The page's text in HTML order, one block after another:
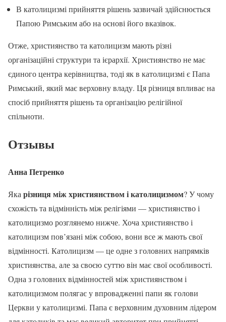
В католицизмі прийняття рішень зазвичай здійснюється
Папою Римським або на основі його вказівок.
Отже, християнство та католицизм мають різні
організаційні структури та ієрархії. Християнство не має
єдиного центра керівництва, тоді як в католицизмі є Папа
Римський, який має верховну владу. Ця різниця впливає на
спосіб прийняття рішень та організацію релігійної
спільноти.
Отзывы
Анна Петренко
Якарізниця між християнством і католицизмом? У чому
схожість та відмінність між релігіями — християнство і
католицизмо розглянемо нижче. Хоча християнство і
католицизм пов’язані між собою, вони все ж мають свої
відмінності. Католицизм — це одне з головних напрямків
християнства, але за своєю суттю він має свої особливості.
Одна з головних відмінностей між християнством і
католицизмом полягає у впровадженні папи як голови
Церкви у католицизмі. Папа є верховним духовним лідером